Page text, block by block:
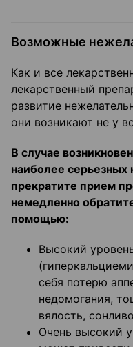
Возможные
Как и все
лекарственный
развитие
они возникают не у
В случае
наиболее
прекратите прием
немедленно
помощью:
Высокий
себя потерю
недомогания,
вялость,
Очень высокий